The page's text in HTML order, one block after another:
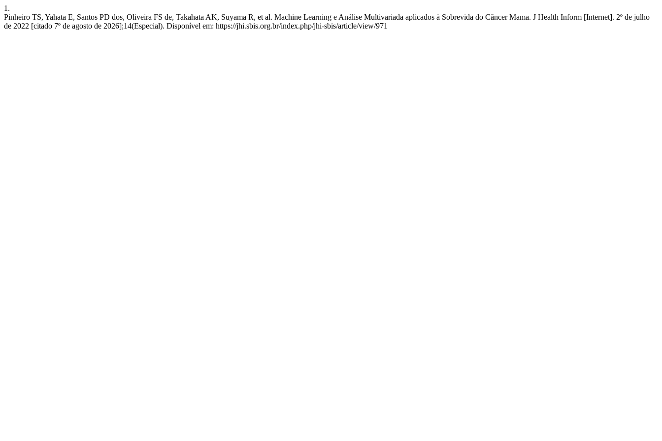
1.
Pinheiro TS, Yahata E, Santos PD dos, Oliveira FS de, Takahata AK, Suyama R, et al. Machine Learning e Análise Multivariada aplicados à Sobrevida do Câncer Mama. J Health Inform [Internet]. 2º de julho
de 2022 [citado 7º de agosto de 2026];14(Especial). Disponível em: https://jhi.sbis.org.br/index.php/jhi-sbis/article/view/971